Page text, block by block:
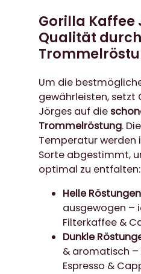
Gorilla Kaffee
Qualität
Um die
gewährleisten, setzt
Jörges auf die
Trommelröstung.
Temperatur werden
Sorte abgestimmt,
optimal zu entfalten:
Helle Röstungen
ausgewogen –
Filterkaffee &
Dunkle
& aromatisch
Espresso &